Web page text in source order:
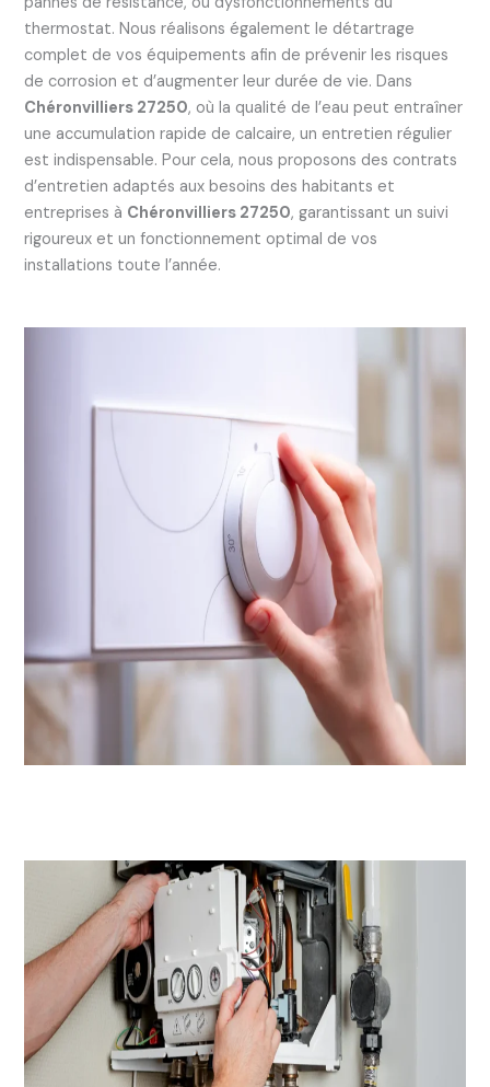
thermostat. Nous réalisons également le détartrage
complet de vos équipements afin de prévenir les risques
de corrosion et d’augmenter leur durée de vie. Dans
Chéronvilliers 27250, où la qualité de l’eau peut entraîner
une accumulation rapide de calcaire, un entretien régulier
est indispensable. Pour cela, nous proposons des contrats
d’entretien adaptés aux besoins des habitants et
entreprises à Chéronvilliers 27250, garantissant un suivi
rigoureux et un fonctionnement optimal de vos
installations toute l’année.